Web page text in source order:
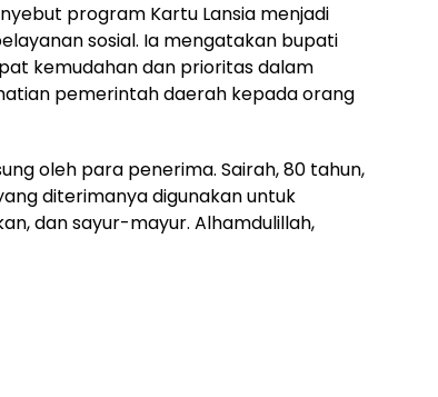
program Kartu Lansia menjadi
sosial. Ia mengatakan bupati
kemudahan dan prioritas dalam
pemerintah daerah kepada orang
oleh para penerima. Sairah, 80 tahun,
diterimanya digunakan untuk
dan sayur-mayur. Alhamdulillah,